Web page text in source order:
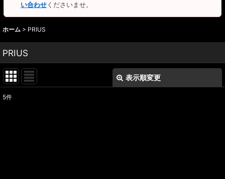
い合わせくださいませ。
ホーム > PRIUS
PRIUS
表示順変更
5件